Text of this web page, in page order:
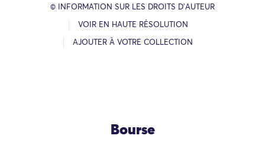
© INFORMATION SUR LES DROITS D’AUTEUR
VOIR EN HAUTE RÉSOLUTION
AJOUTER À VOTRE COLLECTION
Bourse